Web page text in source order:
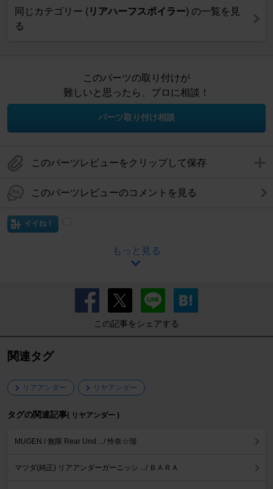
同じカテゴリー ( リアハーフスポイラー) の一覧を見
る
このパーツの取り付けが
難しいと思ったら、プロに相談！
パーツ取り付け相談
このパーツレビューをクリップして保存
このパーツレビューのコメントを見る
イイね！
もっと見る
この記事をシェアする
関連タグ
リアアンダー リヤアンダー
タグの関連記事( リヤアンダー )
MUGEN / 無限 Rear Und .../ 怜奈☆瑠
マツダ(純正) リアアンダーガーニッシ .../ ＢＡＲＡ